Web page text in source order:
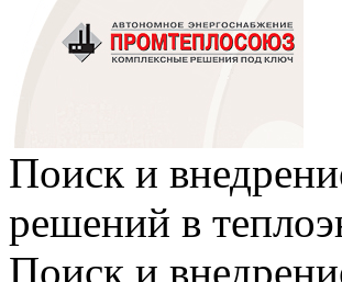
Поиск и
решений в
Поиск и